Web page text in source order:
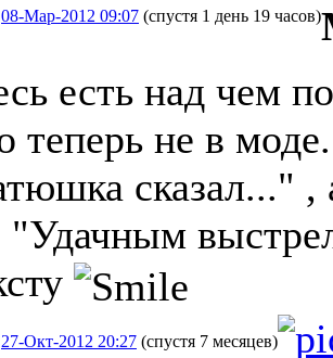
08-Мар-2012 09:07 (спустя 1 день 19 часов)
есть над чем
теперь не в
сказал..." ,
"Удачным
27-Окт-2012 20:27 (спустя 7 месяцев)